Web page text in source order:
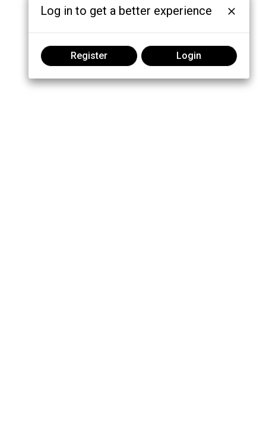
Log in to get a better experience
Register Login